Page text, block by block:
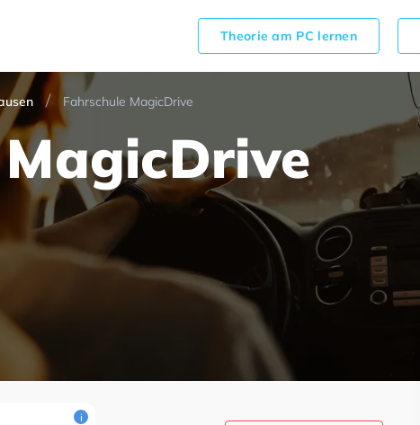
Theorie am PC lernen
Fahrschule MagicDrive
i